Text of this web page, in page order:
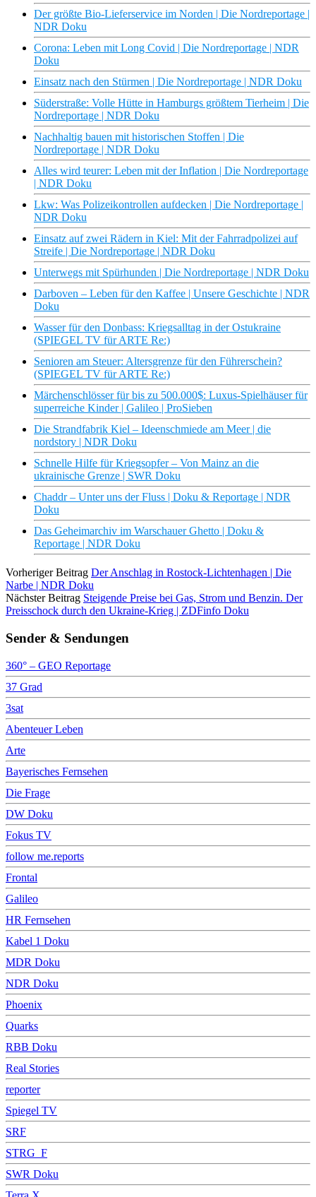
Der größte Bio-Lieferservice im Norden | Die Nordreportage |
NDR Doku
Corona: Leben mit Long Covid | Die Nordreportage | NDR
Doku
Einsatz nach den Stürmen | Die Nordreportage | NDR Doku
Süderstraße: Volle Hütte in Hamburgs größtem Tierheim | Die
Nordreportage | NDR Doku
Nachhaltig bauen mit historischen Stoffen | Die
Nordreportage | NDR Doku
Alles wird teurer: Leben mit der Inflation | Die Nordreportage
| NDR Doku
Lkw: Was Polizeikontrollen aufdecken | Die Nordreportage |
NDR Doku
Einsatz auf zwei Rädern in Kiel: Mit der Fahrradpolizei auf
Streife | Die Nordreportage | NDR Doku
Unterwegs mit Spürhunden | Die Nordreportage | NDR Doku
Darboven – Leben für den Kaffee | Unsere Geschichte | NDR
Doku
Wasser für den Donbass: Kriegsalltag in der Ostukraine
(SPIEGEL TV für ARTE Re:)
Senioren am Steuer: Altersgrenze für den Führerschein?
(SPIEGEL TV für ARTE Re:)
Märchenschlösser für bis zu 500.000$: Luxus-Spielhäuser für
superreiche Kinder | Galileo | ProSieben
Die Strandfabrik Kiel – Ideenschmiede am Meer | die
nordstory | NDR Doku
Schnelle Hilfe für Kriegsopfer – Von Mainz an die
ukrainische Grenze | SWR Doku
Chaddr – Unter uns der Fluss | Doku & Reportage | NDR
Doku
Das Geheimarchiv im Warschauer Ghetto | Doku &
Reportage | NDR Doku
Vorheriger Beitrag Der Anschlag in Rostock-Lichtenhagen | Die
Narbe | NDR Doku
Nächster Beitrag Steigende Preise bei Gas, Strom und Benzin. Der
Preisschock durch den Ukraine-Krieg | ZDFinfo Doku
Sender & Sendungen
360° – GEO Reportage
37 Grad
3sat
Abenteuer Leben
Arte
Bayerisches Fernsehen
Die Frage
DW Doku
Fokus TV
follow me.reports
Frontal
Galileo
HR Fernsehen
Kabel 1 Doku
MDR Doku
NDR Doku
Phoenix
Quarks
RBB Doku
Real Stories
reporter
Spiegel TV
SRF
STRG_F
SWR Doku